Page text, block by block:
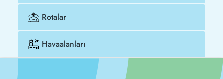
Rotalar
Havaalanları